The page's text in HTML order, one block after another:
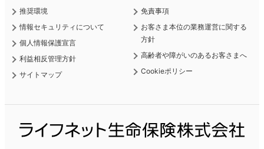
推奨環境
情報セキュリティについて
個人情報保護宣言
利益相反管理方針
サイトマップ
免責事項
お客さま本位の業務運営に関する
方針
高齢者や障がいのあるお客さまへ
Cookieポリシー